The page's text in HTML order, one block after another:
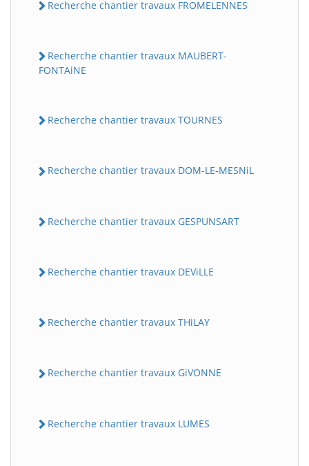
Recherche chantier travaux FROMELENNES
Recherche chantier travaux MAUBERT-
FONTAiNE
Recherche chantier travaux TOURNES
Recherche chantier travaux DOM-LE-MESNiL
Recherche chantier travaux GESPUNSART
Recherche chantier travaux DEViLLE
Recherche chantier travaux THiLAY
Recherche chantier travaux GiVONNE
Recherche chantier travaux LUMES